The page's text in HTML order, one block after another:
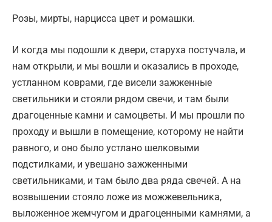
Розы, мирты, нарцисса цвет и ромашки.
И когда мы подошли к двери, старуха постучала, и
нам открыли, и мы вошли и оказались в проходе,
устланном коврами, где висели зажженные
светильники и стояли рядом свечи, и там были
драгоценные камни и самоцветы. И мы прошли по
проходу и вышли в помещение, которому не найти
равного, и оно было устлано шелковыми
подстилками, и увешано зажженными
светильниками, и там было два ряда свечей. А на
возвышении стояло ложе из можжевельника,
выложенное жемчугом и драгоценными камнями, а